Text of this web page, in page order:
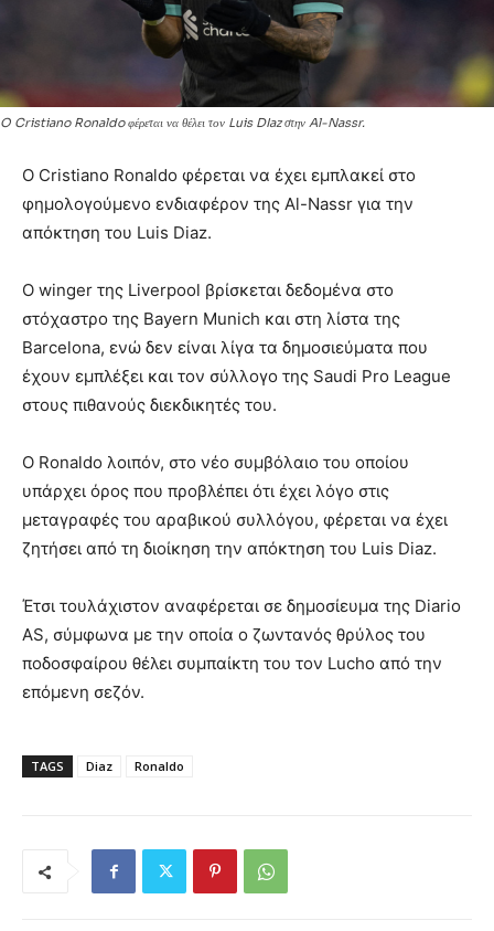
O Cristiano Ronaldo φέρεται να θέλει τον Luis DIaz στην Al-Nassr.
Ο Cristiano Ronaldo φέρεται να έχει εμπλακεί στο
φημολογούμενο ενδιαφέρον της Al-Nassr για την
απόκτηση του Luis Diaz.
Ο winger της Liverpool βρίσκεται δεδομένα στο
στόχαστρο της Bayern Munich και στη λίστα της
Barcelona, ενώ δεν είναι λίγα τα δημοσιεύματα που
έχουν εμπλέξει και τον σύλλογο της Saudi Pro League
στους πιθανούς διεκδικητές του.
Ο Ronaldo λοιπόν, στο νέο συμβόλαιο του οποίου
υπάρχει όρος που προβλέπει ότι έχει λόγο στις
μεταγραφές του αραβικού συλλόγου, φέρεται να έχει
ζητήσει από τη διοίκηση την απόκτηση του Luis Diaz.
Έτσι τουλάχιστον αναφέρεται σε δημοσίευμα της Diario
AS, σύμφωνα με την οποία ο ζωντανός θρύλος του
ποδοσφαίρου θέλει συμπαίκτη του τον Lucho από την
επόμενη σεζόν.
TAGS Diaz Ronaldo